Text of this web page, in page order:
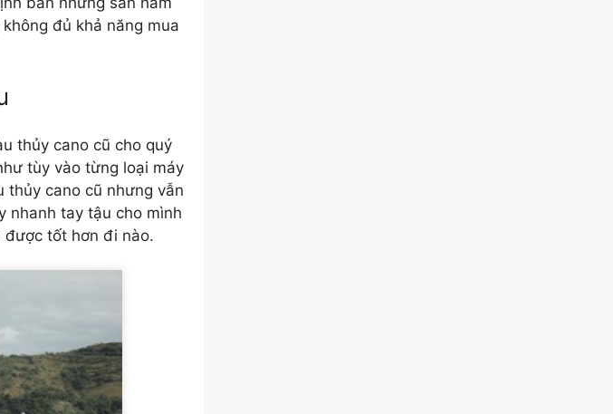
đủ khả năng mua
thủy cano cũ cho quý
tùy vào từng loại máy
thủy cano cũ nhưng vẫn
nhanh tay tậu cho mình
được tốt hơn đi nào.